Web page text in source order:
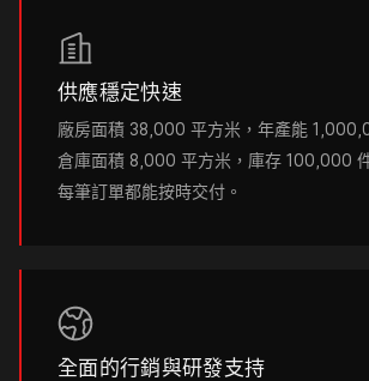
供應穩定快速
廠房面積 38,000 平方米，年產能
倉庫面積 8,000 平方米，庫存 100,000
每筆訂單都能按時交付。
全面的行銷與研發支持